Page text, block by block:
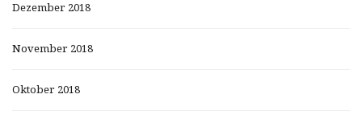
Dezember 2018
November 2018
Oktober 2018